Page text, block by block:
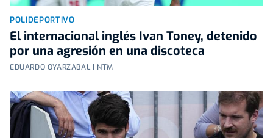
POLIDEPORTIVO
El internacional inglés Ivan Toney, detenido
por una agresión en una discoteca
EDUARDO OYARZABAL | NTM